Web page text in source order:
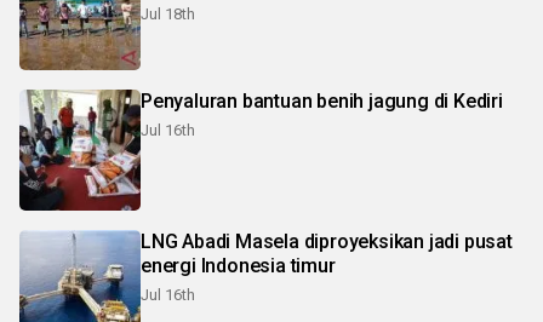
Jul 18th
Penyaluran bantuan benih jagung di Kediri
Jul 16th
LNG Abadi Masela diproyeksikan jadi pusat
energi Indonesia timur
Jul 16th